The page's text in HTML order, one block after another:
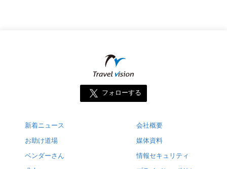
フォローする
新着ニュース
お助け道場
ベンダーさん
会社概要
媒体資料
情報セキュリティ